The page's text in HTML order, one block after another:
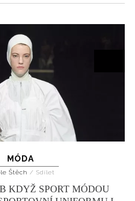
MÓDA
Štěch / Sdílet
KDYŽ SPORT MÓDOU